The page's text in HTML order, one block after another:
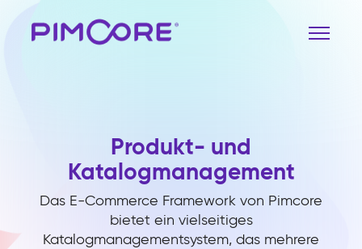
Produkt- und
Katalogmanagement
Das E-Commerce Framework von Pimcore
bietet ein vielseitiges
Katalogmanagementsystem, das mehrere